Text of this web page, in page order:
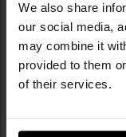
We also share
our social media,
may combine it
provided to them
of their services.
informacji
Typ noża